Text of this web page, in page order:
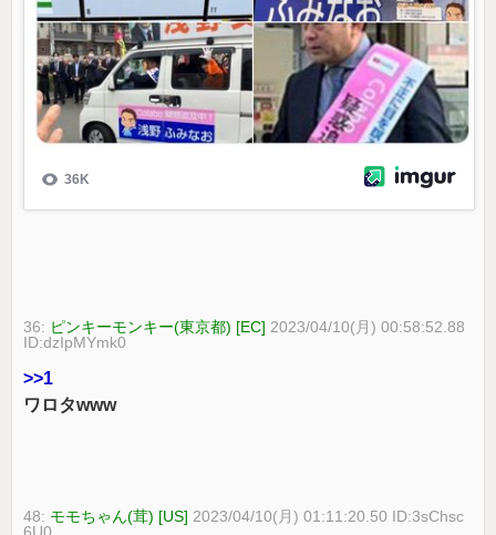
36: ピンキーモンキー(東京都) [EC] 2023/04/10(月) 00:58:52.88
ID:dzIpMYmk0
>>1
ワロタwww
48: モモちゃん(茸) [US] 2023/04/10(月) 01:11:20.50 ID:3sChsc